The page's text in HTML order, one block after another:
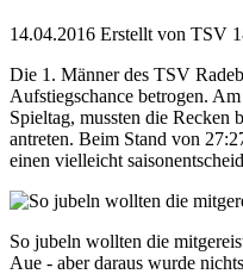
14.04.2016 Erstellt von TSV
Die 1. Männer des TSV
Aufstiegschance betrogen.
Spieltag, mussten die Recken
antreten. Beim Stand von
einen vielleicht
So jubeln wollten die
Aue - aber daraus wurde